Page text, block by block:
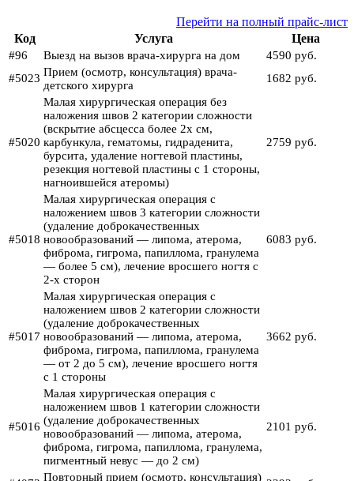
Перейти на полный прайс-лист
Код
Услуга Цена
#96 Выезд на вызов врача-хирурга на дом
4590 руб.
#5023 Прием (осмотр, консультация) врача-
детского хирурга
1682 руб.
#5020
Малая хирургическая операция без
наложения швов 2 категории сложности
(вскрытие абсцесса более 2х см,
карбункула, гематомы, гидраденита,
бурсита, удаление ногтевой пластины,
резекция ногтевой пластины с 1 стороны,
нагноившейся атеромы)
2759 руб.
#5018
Малая хирургическая операция с
наложением швов 3 категории сложности
(удаление доброкачественных
новообразований — липома, атерома,
фиброма, гигрома, папиллома, гранулема
— более 5 см), лечение вросшего ногтя с
2-х сторон
6083 руб.
#5017
Малая хирургическая операция с
наложением швов 2 категории сложности
(удаление доброкачественных
новообразований — липома, атерома,
фиброма, гигрома, папиллома, гранулема
— от 2 до 5 см), лечение вросшего ногтя
с 1 стороны
3662 руб.
#5016
Малая хирургическая операция с
наложением швов 1 категории сложности
(удаление доброкачественных
новообразований — липома, атерома,
фиброма, гигрома, папиллома, гранулема,
пигментный невус — до 2 см)
2101 руб.
Повторный прием (осмотр, консультация)